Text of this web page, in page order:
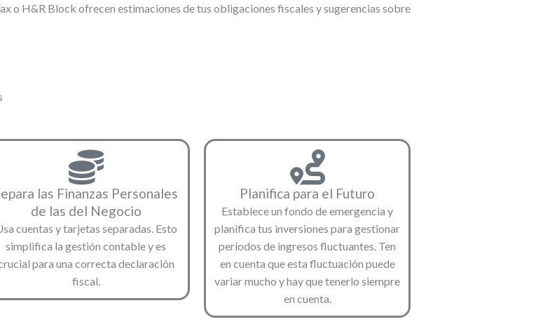
o H&R Block ofrecen estimaciones de tus obligaciones fiscales y sugerencias sobre
las Finanzas Personales
de las del Negocio
cuentas y tarjetas separadas. Esto
simplifica la gestión contable y es
para una correcta declaración
fiscal.
Planifica para el Futuro
Establece un fondo de emergencia y
planifica tus inversiones para gestionar
períodos de ingresos fluctuantes. Ten
en cuenta que esta fluctuación puede
variar mucho y hay que tenerlo siempre
en cuenta.